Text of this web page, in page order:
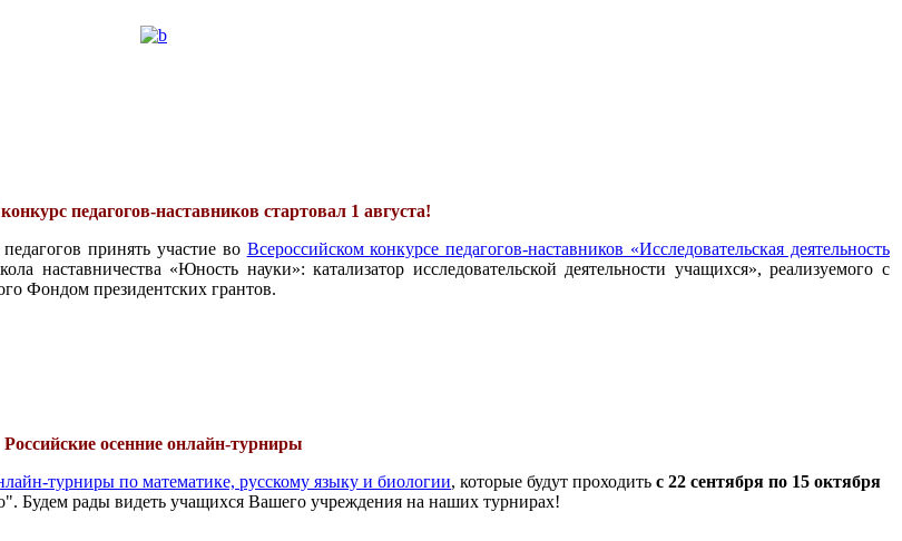
педагогов-наставников стартовал 1 августа!
принять участие во Всероссийском конкурсе педагогов-наставников «Исследовательская деятельность
наставничества «Юность науки»: катализатор исследовательской деятельности учащихся», реализуемого с
Фондом президентских грантов.
Российские осенние онлайн-турниры
турниры по математике, русскому языку и биологии, которые будут проходить с 22 сентября по 15 октября
Будем рады видеть учащихся Вашего учреждения на наших турнирах!